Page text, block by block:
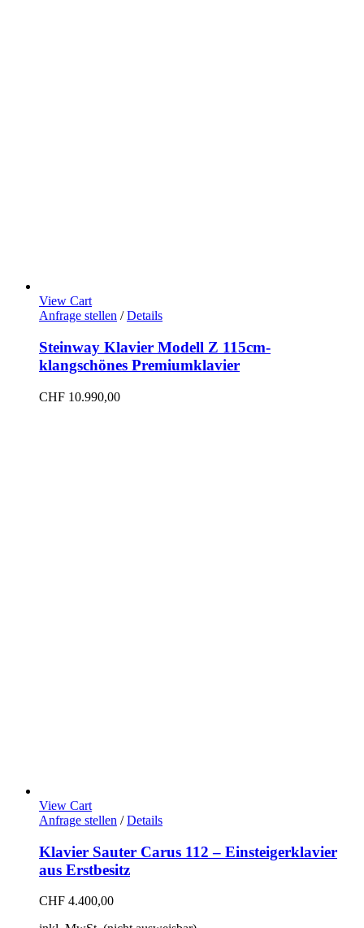
View Cart
Anfrage stellen / Details
Steinway Klavier Modell Z 115cm-
klangschönes Premiumklavier
CHF 10.990,00
View Cart
Anfrage stellen / Details
Klavier Sauter Carus 112 – Einsteigerklavier
aus Erstbesitz
CHF 4.400,00